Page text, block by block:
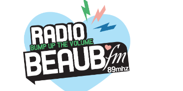
Panneau de gestion des cookies